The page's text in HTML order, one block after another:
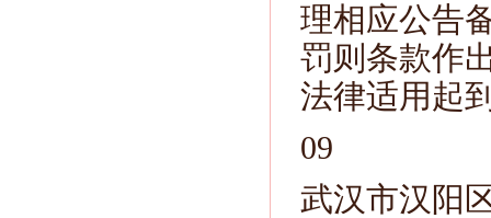
理相应公告
罚则条款作
法律适用起
09
武汉市汉阳